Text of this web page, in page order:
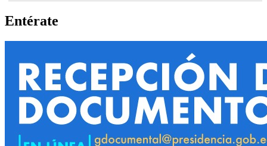
Entérate